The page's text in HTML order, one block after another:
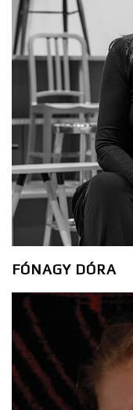
FÓNAGY DÓRA